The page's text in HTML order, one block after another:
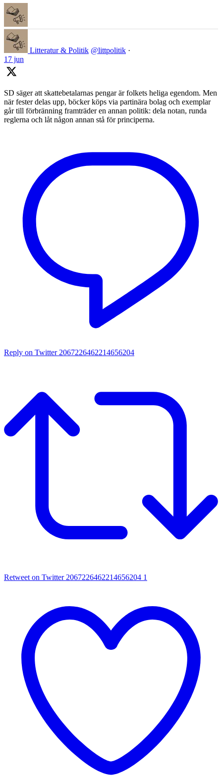
Litteratur & Politik @littpolitik ·
17 jun
SD säger att skattebetalarnas pengar är folkets heliga egendom. Men
när fester delas upp, böcker köps via partinära bolag och exemplar
går till förbränning framträder en annan politik: dela notan, runda
reglerna och låt någon annan stå för principerna.
Reply on Twitter 2067226462214656204
Retweet on Twitter 2067226462214656204 1